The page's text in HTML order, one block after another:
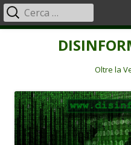
Oltre la
Menu
principale
Ricerca
per: